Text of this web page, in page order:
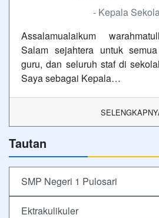
- Kepala
Assalamualaikum
Salam sejahtera untuk
guru, dan seluruh staf di
Saya sebagai Kepala…
Tautan
SMP Negeri 1 Pulosari
Ektrakulikuler